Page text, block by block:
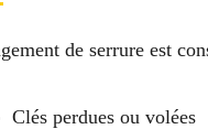
de serrure est
Clés perdues ou volées